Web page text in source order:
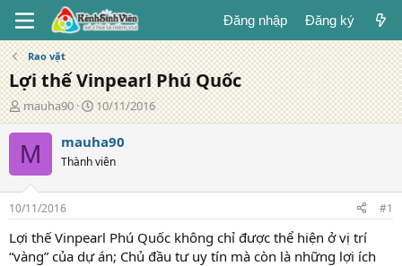
Đăng nhập Đăng ký
Rao vặt
Lợi thế Vinpearl Phú Quốc
T
á
c
g
ả
mauha90
N
g
à
đ
g
10/11/2016
M mauha90
Thành viên
10/11/2016 #1
Lợi thế Vinpearl Phú Quốc không chỉ được thể hiện ở vị trí
“vàng” của dự án; Chủ đầu tư uy tín mà còn là những lợi ích